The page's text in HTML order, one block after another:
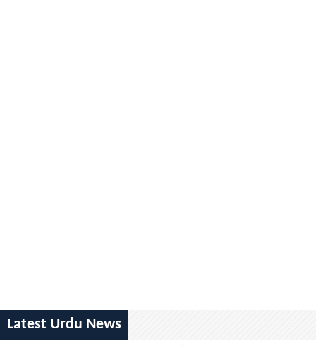
Latest Urdu News